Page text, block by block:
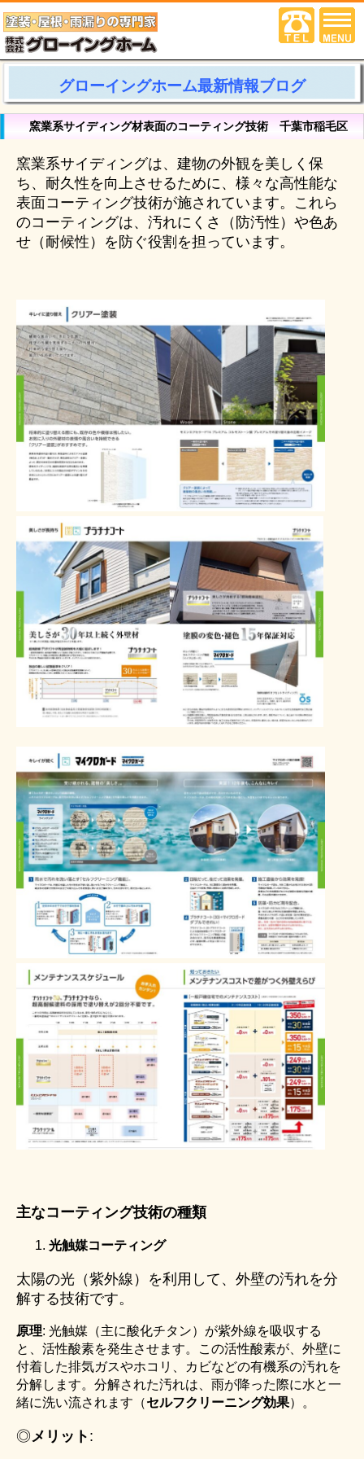
グローイングホーム最新情報ブログ
窯業系サイディング材表面のコーティング技術 千葉市稲毛区
窯業系サイディングは、建物の外観を美しく保
ち、耐久性を向上させるために、様々な高性能な
表面コーティング技術が施されています。これら
のコーティングは、汚れにくさ（防汚性）や色あ
せ（耐候性）を防ぐ役割を担っています。
主なコーティング技術の種類
光触媒コーティング
太陽の光（紫外線）を利用して、外壁の汚れを分
解する技術です。
原理: 光触媒（主に酸化チタン）が紫外線を吸収する
と、活性酸素を発生させます。この活性酸素が、外壁に
付着した排気ガスやホコリ、カビなどの有機系の汚れを
分解します。分解された汚れは、雨が降った際に水と一
緒に洗い流されます（セルフクリーニング効果）。
◎ メリット :